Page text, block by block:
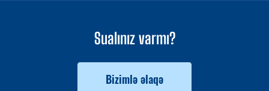
Sualınız varmı?
Bizimlə əlaqə